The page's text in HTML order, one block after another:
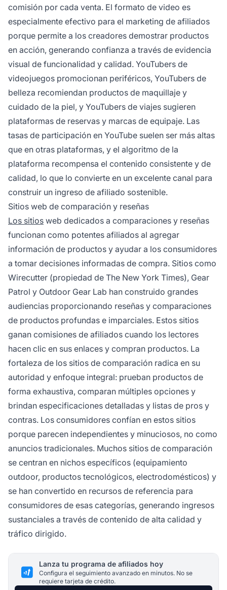
comisión por cada venta. El formato de video es
especialmente efectivo para el marketing de afiliados
porque permite a los creadores demostrar productos
en acción, generando confianza a través de evidencia
visual de funcionalidad y calidad. YouTubers de
videojuegos promocionan periféricos, YouTubers de
belleza recomiendan productos de maquillaje y
cuidado de la piel, y YouTubers de viajes sugieren
plataformas de reservas y marcas de equipaje. Las
tasas de participación en YouTube suelen ser más altas
que en otras plataformas, y el algoritmo de la
plataforma recompensa el contenido consistente y de
calidad, lo que lo convierte en un excelente canal para
construir un ingreso de afiliado sostenible.
Sitios web de comparación y reseñas
Los sitios web dedicados a comparaciones y reseñas
funcionan como potentes afiliados al agregar
información de productos y ayudar a los consumidores
a tomar decisiones informadas de compra. Sitios como
Wirecutter (propiedad de The New York Times), Gear
Patrol y Outdoor Gear Lab han construido grandes
audiencias proporcionando reseñas y comparaciones
de productos profundas e imparciales. Estos sitios
ganan comisiones de afiliados cuando los lectores
hacen clic en sus enlaces y compran productos. La
fortaleza de los sitios de comparación radica en su
autoridad y enfoque integral: prueban productos de
forma exhaustiva, comparan múltiples opciones y
brindan especificaciones detalladas y listas de pros y
contras. Los consumidores confían en estos sitios
porque parecen independientes y minuciosos, no como
anuncios tradicionales. Muchos sitios de comparación
se centran en nichos específicos (equipamiento
outdoor, productos tecnológicos, electrodomésticos) y
se han convertido en recursos de referencia para
consumidores de esas categorías, generando ingresos
sustanciales a través de contenido de alta calidad y
tráfico dirigido.
Lanza tu programa de afiliados hoy
Configura el seguimiento avanzado en minutos. No se
requiere tarjeta de crédito.